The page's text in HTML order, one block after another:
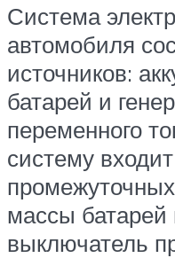
Система
автомобиля
источников:
батарей и
переменного
систему
массы батарей
выключатель